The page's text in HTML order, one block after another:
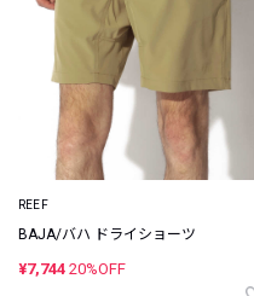
REEF
BAJA/バハ ドライショーツ
¥7,744 20%OFF